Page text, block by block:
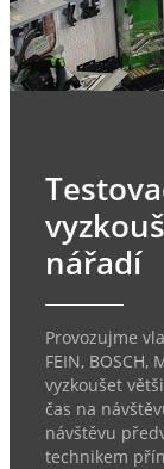
nářadí
Provozujme
FEIN, BOSCH,
vyzkoušet
čas na
návštěvu
technikem